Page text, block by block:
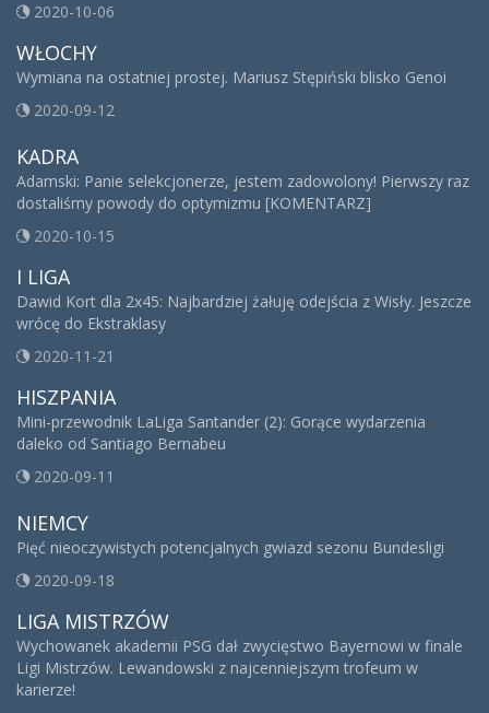
2020-10-06
WŁOCHY
Wymiana na ostatniej prostej. Mariusz Stępiński blisko Genoi
2020-09-12
KADRA
Adamski: Panie selekcjonerze, jestem zadowolony! Pierwszy raz
dostaliśmy powody do optymizmu [KOMENTARZ]
2020-10-15
I LIGA
Dawid Kort dla 2x45: Najbardziej żałuję odejścia z Wisły. Jeszcze
wrócę do Ekstraklasy
2020-11-21
HISZPANIA
Mini-przewodnik LaLiga Santander (2): Gorące wydarzenia
daleko od Santiago Bernabeu
2020-09-11
NIEMCY
Pięć nieoczywistych potencjalnych gwiazd sezonu Bundesligi
2020-09-18
LIGA MISTRZÓW
Wychowanek akademii PSG dał zwycięstwo Bayernowi w finale
Ligi Mistrzów. Lewandowski z najcenniejszym trofeum w
karierze!